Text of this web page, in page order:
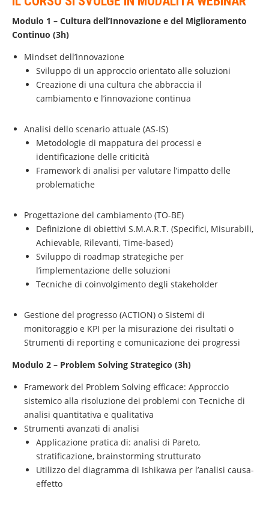
Modulo 1 – Cultura dell’Innovazione e del Miglioramento
Continuo (3h)
Mindset dell’innovazione
Sviluppo di un approccio orientato alle soluzioni
Creazione di una cultura che abbraccia il
cambiamento e l’innovazione continua
Analisi dello scenario attuale (AS-IS)
Metodologie di mappatura dei processi e
identificazione delle criticità
Framework di analisi per valutare l’impatto delle
problematiche
Progettazione del cambiamento (TO-BE)
Definizione di obiettivi S.M.A.R.T. (Specifici, Misurabili,
Achievable, Rilevanti, Time-based)
Sviluppo di roadmap strategiche per
l’implementazione delle soluzioni
Tecniche di coinvolgimento degli stakeholder
Gestione del progresso (ACTION) o Sistemi di
monitoraggio e KPI per la misurazione dei risultati o
Strumenti di reporting e comunicazione dei progressi
Modulo 2 – Problem Solving Strategico (3h)
Framework del Problem Solving efficace: Approccio
sistemico alla risoluzione dei problemi con Tecniche di
analisi quantitativa e qualitativa
Strumenti avanzati di analisi
Applicazione pratica di: analisi di Pareto,
stratificazione, brainstorming strutturato
Utilizzo del diagramma di Ishikawa per l’analisi causa-
effetto